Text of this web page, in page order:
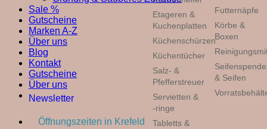
Etageren &
Kuchenplatten
Küchenschürzen
Küchentücher
Salz- &
Pfefferstreuer
Servietten &
-ringe
Tabletts &
Futternäpfe
Körbe &
Boxen
& Seifen
Sale %
Gutscheine
Marken A-Z
Über uns
Blog
Kontakt
Gutscheine
Über uns
Newsletter
Öffnungszeiten in Krefeld